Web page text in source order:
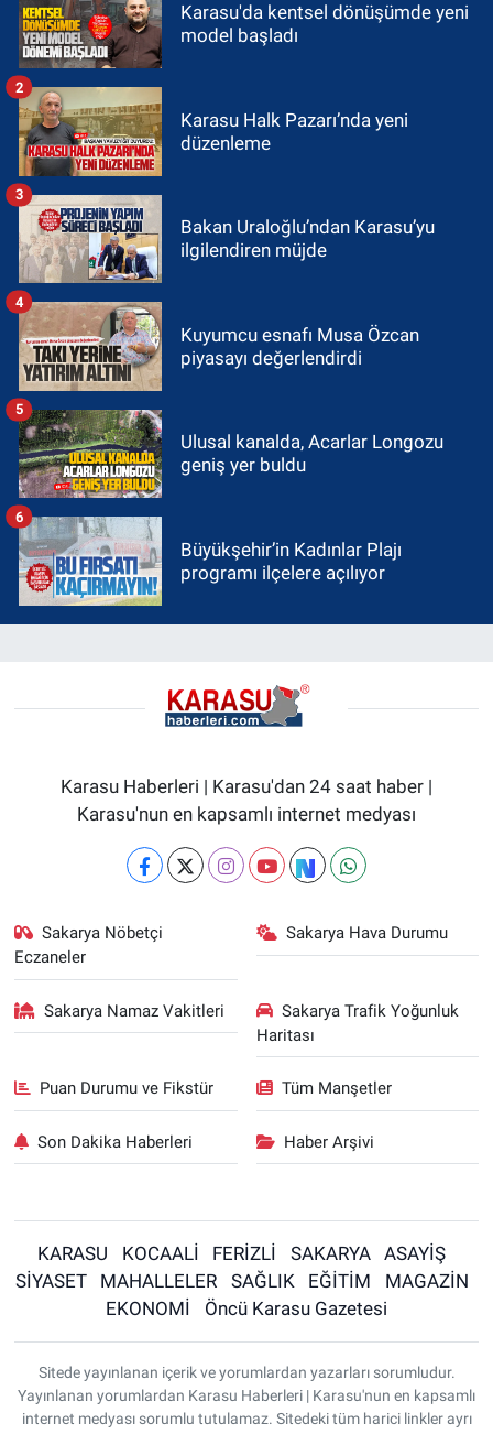
Karasu'da kentsel dönüşümde yeni
model başladı
Karasu Halk Pazarı’nda yeni
düzenleme
2
Bakan Uraloğlu’ndan Karasu’yu
ilgilendiren müjde
3
Kuyumcu esnafı Musa Özcan
piyasayı değerlendirdi
4
Ulusal kanalda, Acarlar Longozu
geniş yer buldu
5
Büyükşehir’in Kadınlar Plajı
programı ilçelere açılıyor
6
Karasu Haberleri | Karasu'dan 24 saat haber |
Karasu'nun en kapsamlı internet medyası
Sakarya Nöbetçi
Eczaneler
Sakarya Hava Durumu
Sakarya Namaz Vakitleri
Sakarya Trafik Yoğunluk
Haritası
Puan Durumu ve Fikstür Tüm Manşetler
Son Dakika Haberleri Haber Arşivi
KARASU KOCAALİ FERİZLİ SAKARYA
ASAYİŞ
SİYASET
MAHALLELER SAĞLIK EĞİTİM
MAGAZİN
EKONOMİ
Öncü Karasu Gazetesi
Sitede yayınlanan içerik ve yorumlardan yazarları sorumludur.
Yayınlanan yorumlardan Karasu Haberleri | Karasu'nun en kapsamlı
internet medyası sorumlu tutulamaz. Sitedeki tüm harici linkler ayrı